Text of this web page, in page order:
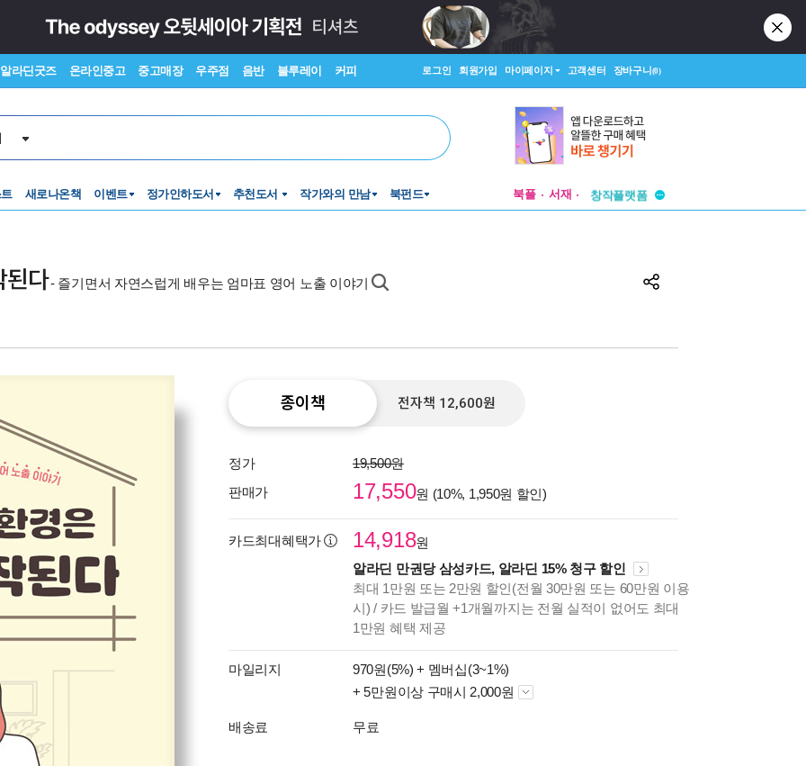
알라딘굿즈 온라인중고 중고매장 우주점 음반 블루레이 커피 로그인 회원가입 마이페이지 고객센터 장바구니(0)
새로나온책 이벤트 정가인하도서 추천도서 작가와의 만남 북펀드 북플 서재
창작플랫폼
된다- 즐기면서 자연스럽게 배우는 엄마표 영어 노출 이야기
종이책 전자책 12,600원
정가
19,500원
판매가
17,550원 (10%, 1,950원 할인)
카드최대혜택가 14,918원
알라딘 만권당 삼성카드, 알라딘 15% 청구 할인
최대 1만원 또는 2만원 할인(전월 30만원 또는 60만원 이용
시) / 카드 발급월 +1개월까지는 전월 실적이 없어도 최대
1만원 혜택 제공
마일리지 970원(5%) + 멤버십(3~1%)
+ 5만원이상 구매시 2,000원
배송료 무료